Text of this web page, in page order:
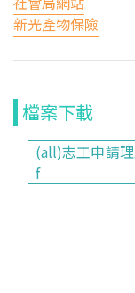
巡守日常
新光產物保險
檔案下載
(all)志工申請
f